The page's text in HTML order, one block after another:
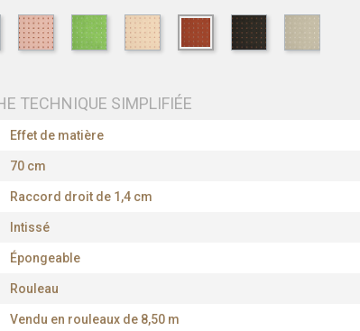
TECHNIQUE SIMPLIFIÉE
Effet de matière
70 cm
Raccord droit de 1,4 cm
Intissé
Épongeable
Rouleau
Vendu en rouleaux de 8,50 m